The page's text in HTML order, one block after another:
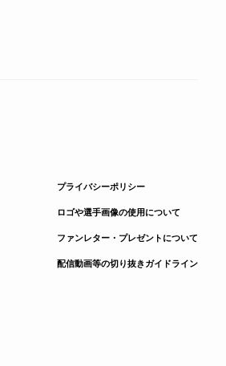
プライバシーポリシー
ロゴや選手画像の使用について
ファンレター・プレゼントについて
配信動画等の切り抜きガイドライン